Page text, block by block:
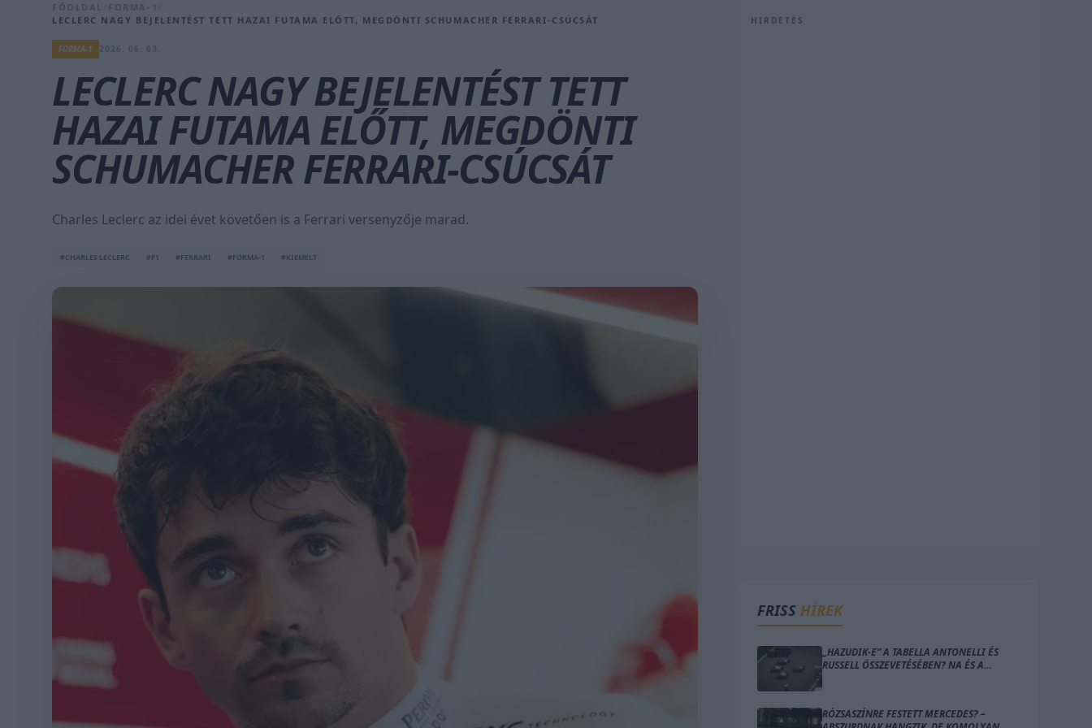
FŐOLDAL FORMA-1
LECLERC NAGY BEJELENTÉST TETT HAZAI FUTAMA ELŐTT, MEGDÖNTI SCHUMACHER FERRARI-CSÚCSÁT
FORMA-1
LECLERC NAGY BEJELENTÉST TETT
HAZAI FUTAMA ELŐTT, MEGDÖNTI
SCHUMACHER FERRARI-CSÚCSÁT
Charles Leclerc az idei évet követően is a Ferrari versenyzője marad.
#CHARLES LECLERC #F1 #FERRARI #FORMA-1 #KIEMELT
HIRDETÉS
FRISS HÍREK
„HAZUDIK-E” A TABELLA ANTONELLI ÉS
RUSSELL ÖSSZEVETÉSÉBEN? NA ÉS A
FERRARI PÁROSÁNÁL? – ÍME A SZÁMOK
RÓZSASZÍNRE FESTETT MERCEDES? –